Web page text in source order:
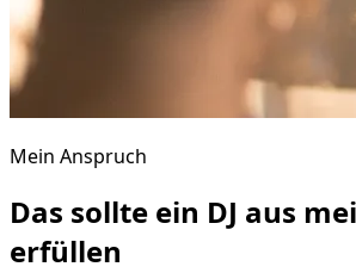
Mein Anspruch
Das sollte ein DJ aus
erfüllen